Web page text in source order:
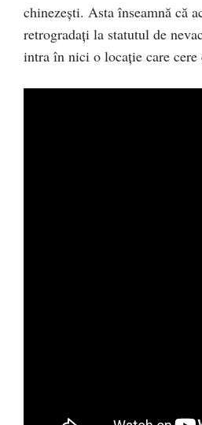
chinezești. Asta înseamnă că
retrogradați la statutul de
intra în nici o locație care cere